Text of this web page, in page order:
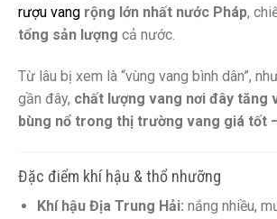
rượu vang rộng lớn nhất nước Pháp,
tổng sản lượng cả nước.
Từ lâu bị xem là “vùng vang bình dân”,
gần đây, chất lượng vang nơi đây tăng
bùng nổ trong thị trường vang giá tốt
Đặc điểm khí hậu & thổ nhưỡng
Khí hậu Địa Trung Hải: nắng nhiều,